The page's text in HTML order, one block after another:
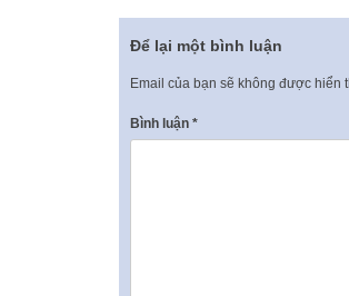
Để lại một bình luận
Email của bạn sẽ không được hiển
Bình luận *